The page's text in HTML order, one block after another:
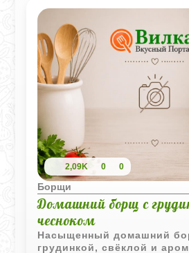
кислинку и глубину. Этот
получается невероятно
ароматным, оправдывая
потраченную на его
2,09K 0 0
Борщи
Домашний борщ с
чесноком
Насыщенный домашний
грудинкой, свёклой и